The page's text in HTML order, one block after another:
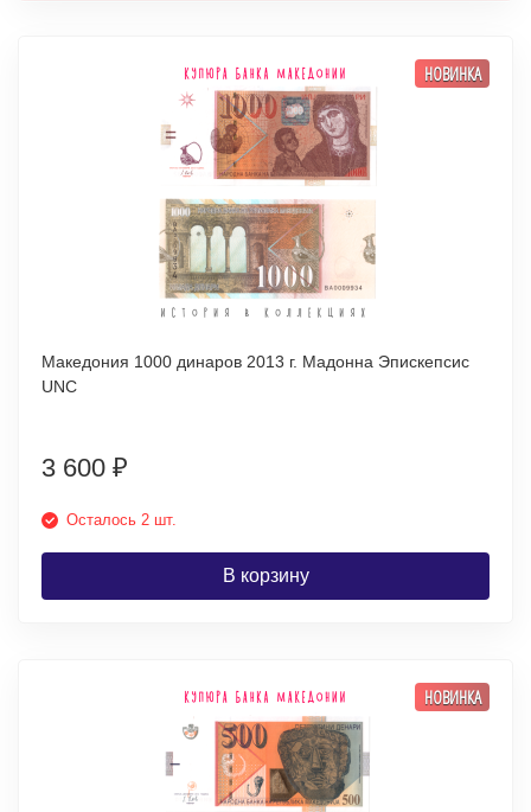
НОВИНКА
Македония 1000 динаров 2013 г. Мадонна Эпискепсис
UNC
3 600 ₽
Осталось 2 шт.
В корзину
НОВИНКА